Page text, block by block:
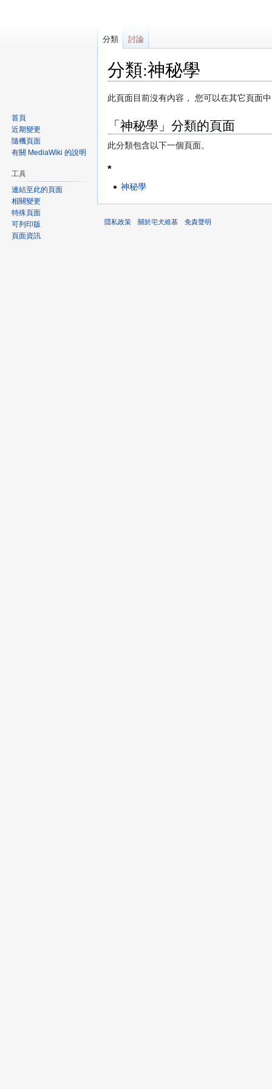
分類:神秘學
跳
導
覽
跳
搜
尋
此頁面目前沒有內容， 您可以在其它頁面
「神秘學」分類的頁面
此分類包含以下一個頁面。
*
神秘學
分類 討論
首頁
近期變更
隨機頁面
有關 MediaWiki 的說明
工具
連結至此的頁面
相關變更
特殊頁面
可列印版
頁面資訊
隱私政策 關於宅犬維基 免責聲明